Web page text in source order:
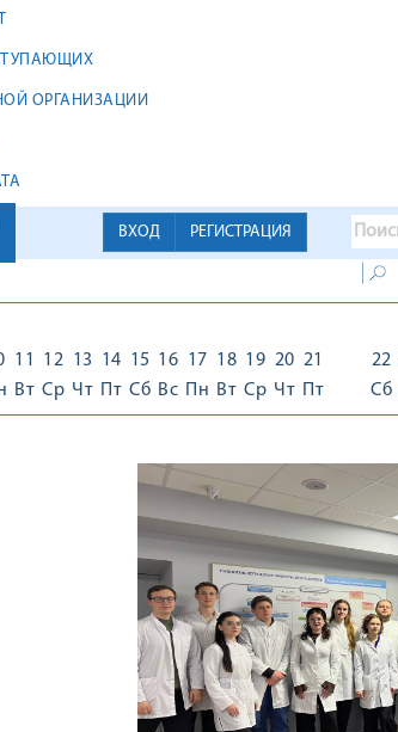
ОРГАНИЗАЦИИ
ВХОД РЕГИСТРАЦИЯ
11
Вт
12
Ср
13
Чт
14
Пт
15
Сб
16
Вс
17
Пн
18
Вт
19
Ср
20
Чт
21
Пт
22
Сб